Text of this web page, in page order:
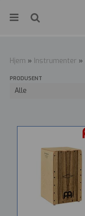
Hjem » Instrumenter »
PRODUSENT